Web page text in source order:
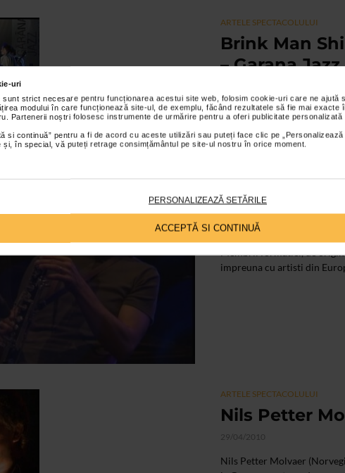
uri
sunt strict necesare pentru funcționarea acestui site web, folosim cookie-uri care ne ajută
modului în care funcționează site-ul, de exemplu, făcând rezultatele să fie mai exacte
Partenerii noștri folosesc instrumente de urmărire pentru a oferi publicitate
si continuă” pentru a fi de acord cu aceste utilizări sau puteți face clic pe
și, în special, vă puteți retrage consimțământul pe site-ul nostru în orice moment.
PERSONALIZEAZĂ SETĂRILE
ACCEPTĂ SI CONTINUĂ
ARTELE SPECTACOLULUI
Brink Man
– Garana
Deja un obisnuit al
formule. Cea dintai,
Garana
V
27/10/2010
Membrii formatiei, de
impreuna cu artisti din
ARTELE SPECTACOLULUI
Nils Petter
29/04/2010
Nils Petter Molvaer